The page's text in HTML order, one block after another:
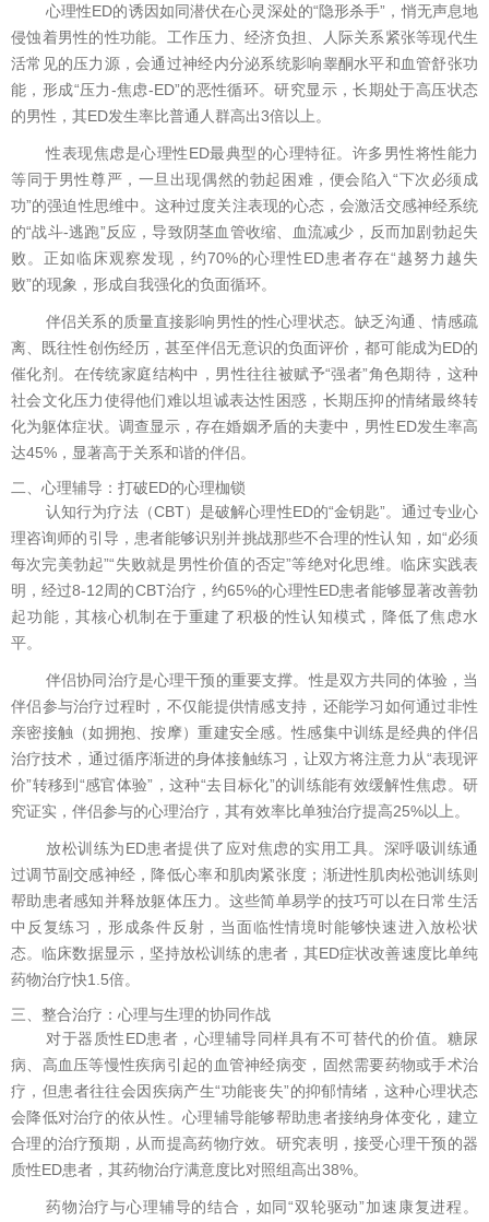
心理性ED的诱因如同潜伏在心灵深处的“隐形杀手”，悄无声息地
侵蚀着男性的性功能。工作压力、经济负担、人际关系紧张等现代生
活常见的压力源，会通过神经内分泌系统影响睾酮水平和血管舒张功
能，形成“压力-焦虑-ED”的恶性循环。研究显示，长期处于高压状态
的男性，其ED发生率比普通人群高出3倍以上。
性表现焦虑是心理性ED最典型的心理特征。许多男性将性能力
等同于男性尊严，一旦出现偶然的勃起困难，便会陷入“下次必须成
功”的强迫性思维中。这种过度关注表现的心态，会激活交感神经系统
的“战斗-逃跑”反应，导致阴茎血管收缩、血流减少，反而加剧勃起失
败。正如临床观察发现，约70%的心理性ED患者存在“越努力越失
败”的现象，形成自我强化的负面循环。
伴侣关系的质量直接影响男性的性心理状态。缺乏沟通、情感疏
离、既往性创伤经历，甚至伴侣无意识的负面评价，都可能成为ED的
催化剂。在传统家庭结构中，男性往往被赋予“强者”角色期待，这种
社会文化压力使得他们难以坦诚表达性困惑，长期压抑的情绪最终转
化为躯体症状。调查显示，存在婚姻矛盾的夫妻中，男性ED发生率高
达45%，显著高于关系和谐的伴侣。
二、心理辅导：打破ED的心理枷锁
认知行为疗法（CBT）是破解心理性ED的“金钥匙”。通过专业心
理咨询师的引导，患者能够识别并挑战那些不合理的性认知，如“必须
每次完美勃起”“失败就是男性价值的否定”等绝对化思维。临床实践表
明，经过8-12周的CBT治疗，约65%的心理性ED患者能够显著改善勃
起功能，其核心机制在于重建了积极的性认知模式，降低了焦虑水
平。
伴侣协同治疗是心理干预的重要支撑。性是双方共同的体验，当
伴侣参与治疗过程时，不仅能提供情感支持，还能学习如何通过非性
亲密接触（如拥抱、按摩）重建安全感。性感集中训练是经典的伴侣
治疗技术，通过循序渐进的身体接触练习，让双方将注意力从“表现评
价”转移到“感官体验”，这种“去目标化”的训练能有效缓解性焦虑。研
究证实，伴侣参与的心理治疗，其有效率比单独治疗提高25%以上。
放松训练为ED患者提供了应对焦虑的实用工具。深呼吸训练通
过调节副交感神经，降低心率和肌肉紧张度；渐进性肌肉松弛训练则
帮助患者感知并释放躯体压力。这些简单易学的技巧可以在日常生活
中反复练习，形成条件反射，当面临性情境时能够快速进入放松状
态。临床数据显示，坚持放松训练的患者，其ED症状改善速度比单纯
药物治疗快1.5倍。
三、整合治疗：心理与生理的协同作战
对于器质性ED患者，心理辅导同样具有不可替代的价值。糖尿
病、高血压等慢性疾病引起的血管神经病变，固然需要药物或手术治
疗，但患者往往会因疾病产生“功能丧失”的抑郁情绪，这种心理状态
会降低对治疗的依从性。心理辅导能够帮助患者接纳身体变化，建立
合理的治疗预期，从而提高药物疗效。研究表明，接受心理干预的器
质性ED患者，其药物治疗满意度比对照组高出38%。
药物治疗与心理辅导的结合，如同“双轮驱动”加速康复进程。